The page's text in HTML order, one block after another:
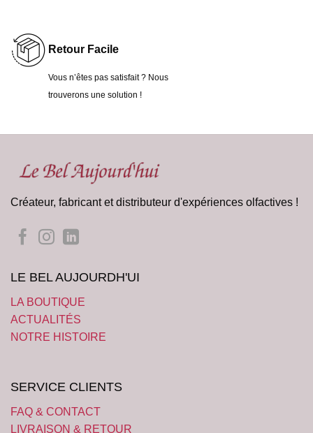
Retour Facile
Vous n’êtes pas satisfait ? Nous
trouverons une solution !
Créateur, fabricant et distributeur d'expériences olfactives !
LE BEL AUJOURDH'UI
LA BOUTIQUE
ACTUALITÉS
NOTRE HISTOIRE
SERVICE CLIENTS
FAQ & CONTACT
LIVRAISON & RETOUR